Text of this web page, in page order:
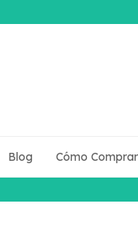
Blog Cómo Comprar